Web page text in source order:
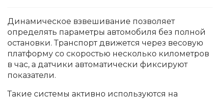
Динамическое взвешивание позволяет
определять параметры автомобиля без полной
остановки. Транспорт движется через весовую
платформу со скоростью несколько километров
в час, а датчики автоматически фиксируют
показатели.
Такие системы активно используются на